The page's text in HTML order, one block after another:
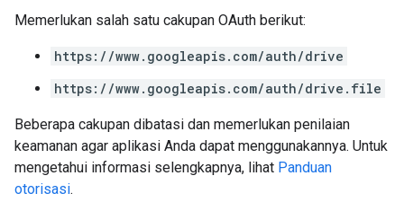
Memerlukan salah satu cakupan OAuth berikut:
https://www.googleapis.com/auth/drive
https://www.googleapis.com/auth/drive.file
Beberapa cakupan dibatasi dan memerlukan penilaian
keamanan agar aplikasi Anda dapat menggunakannya. Untuk
mengetahui informasi selengkapnya, lihat Panduan
otorisasi.